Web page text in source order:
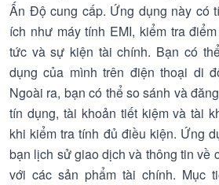
Ấn Độ cung cấp. Ứng dụng này có
ích như máy tính EMI, kiểm tra
tức và sự kiện tài chính. Bạn có
dụng của mình trên điện thoại di
Ngoài ra, bạn có thể so sánh và
tín dụng, tài khoản tiết kiệm và tài
khi kiểm tra tính đủ điều kiện. Ứng
bạn lịch sử giao dịch và thông tin về
với các sản phẩm tài chính. Mục